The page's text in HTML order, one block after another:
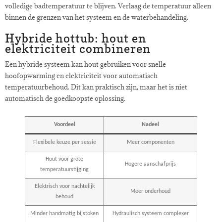
volledige badtemperatuur te blijven. Verlaag de temperatuur alleen
binnen de grenzen van het systeem en de waterbehandeling.
Hybride hottub: hout en
elektriciteit combineren
Een hybride systeem kan hout gebruiken voor snelle
hoofopwarming en elektriciteit voor automatisch
temperatuurbehoud. Dit kan praktisch zijn, maar het is niet
automatisch de goedkoopste oplossing.
Voordeel Nadeel
Flexibele keuze per sessie Meer componenten
Hout voor grote
temperatuurstijging
Hogere aanschafprijs
Elektrisch voor nachtelijk
behoud
Meer onderhoud
Minder handmatig bijstoken Hydraulisch systeem complexer